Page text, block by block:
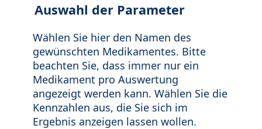
Auswahl der Parameter
Wählen Sie hier den Namen des
gewünschten Medikamentes. Bitte
beachten Sie, dass immer nur ein
Medikament pro Auswertung
angezeigt werden kann. Wählen Sie die
Kennzahlen aus, die Sie sich im
Ergebnis anzeigen lassen wollen.